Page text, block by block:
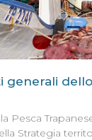
generali
Pesca
Strategia